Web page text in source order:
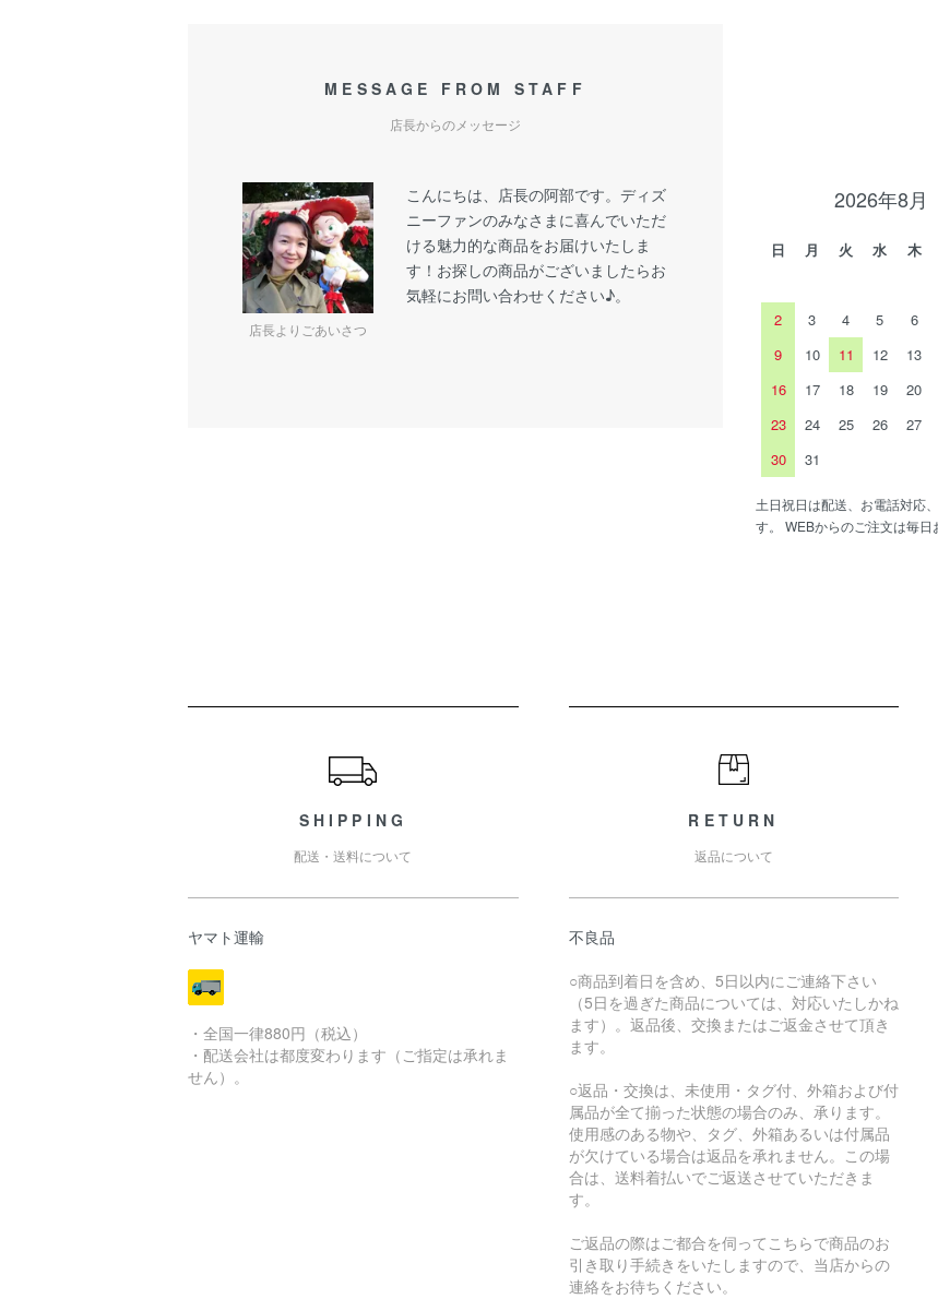
MESSAGE FROM STAFF
店長からのメッセージ
店長よりごあいさつ
こんにちは、店長の阿部です。ディズ
ニーファンのみなさまに喜んでいただ
ける魅力的な商品をお届けいたしま
す！お探しの商品がございましたらお
気軽にお問い合わせください♪。
2026年8月
日 月 火 水 木
2
3 4 5 6
9
10 11 12 13
16
17 18 19 20
23
24 25 26 27
30
31
土日祝日は配送、お電話対応
す。 WEBからのご注文は毎日
SHIPPING
配送・送料について
ヤマト運輸
・全国一律880円（税込）
・配送会社は都度変わります（ご指定は承れま
せん）。
RETURN
返品について
不良品
○商品到着日を含め、5日以内にご連絡下さい
（5日を過ぎた商品については、対応いたしかね
ます）。返品後、交換またはご返金させて頂き
ます。
○返品・交換は、未使用・タグ付、外箱および付
属品が全て揃った状態の場合のみ、承ります。
使用感のある物や、タグ、外箱あるいは付属品
が欠けている場合は返品を承れません。この場
合は、送料着払いでご返送させていただきま
す。
ご返品の際はご都合を伺ってこちらで商品のお
引き取り手続きをいたしますので、当店からの
連絡をお待ちください。